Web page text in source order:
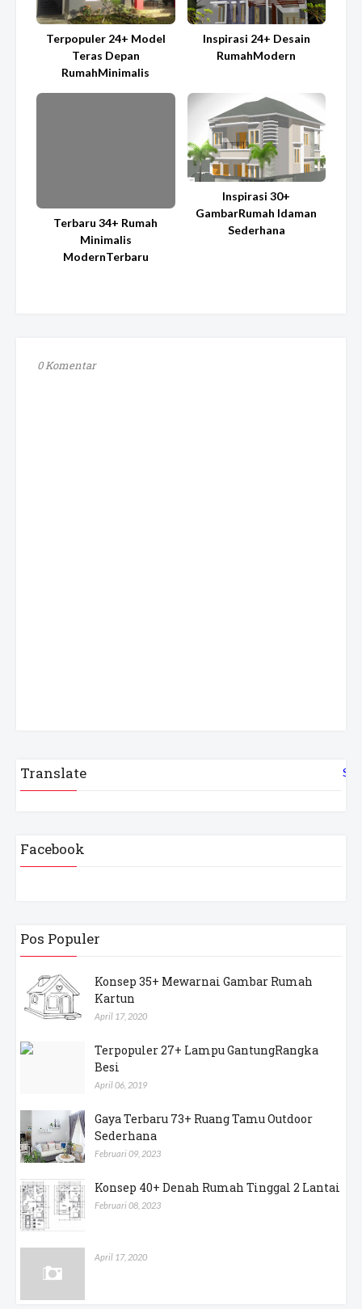
Terpopuler 24+ Model
Teras Depan
RumahMinimalis
Inspirasi 24+ Desain
RumahModern
Terbaru 34+ Rumah
Minimalis
ModernTerbaru
Inspirasi 30+
GambarRumah Idaman
Sederhana
0 Komentar
Translate
Facebook
Pos Populer
Konsep 35+ Mewarnai Gambar Rumah
Kartun
April 17, 2020
Terpopuler 27+ Lampu GantungRangka
Besi
April 06, 2019
Gaya Terbaru 73+ Ruang Tamu Outdoor
Sederhana
Februari 09, 2023
Konsep 40+ Denah Rumah Tinggal 2 Lantai
Februari 08, 2023
April 17, 2020